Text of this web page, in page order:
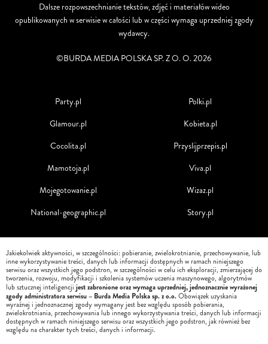
Dalsze rozpowszechnianie tekstów, zdjęć i materiałów wideo
opublikowanych w serwisie w całości lub w części wymaga uprzedniej zgody
wydawcy.
©BURDA MEDIA POLSKA SP. Z O. O. 2026
Party.pl
Glamour.pl
Cocolita.pl
Mamotoja.pl
Mojegotowanie.pl
National-geographic.pl
Polki.pl
Kobieta.pl
Przyslijprzepis.pl
Viva.pl
Wizaz.pl
Story.pl
Jakiekolwiek aktywności, w szczególności: pobieranie, zwielokrotnianie, przechowywanie, lub
inne wykorzystywanie treści, danych lub informacji dostępnych w ramach niniejszego
serwisu oraz wszystkich jego podstron, w szczególności w celu ich eksploracji, zmierzającej do
tworzenia, rozwoju, modyfikacji i szkolenia systemów uczenia maszynowego, algorytmów
lub sztucznej inteligencji jest zabronione oraz wymaga uprzedniej, jednoznacznie wyrażonej
zgody administratora serwisu – Burda Media Polska sp. z o.o.Obowiązek uzyskania
wyraźnej i jednoznacznej zgody wymagany jest bez względu sposób pobierania,
zwielokrotniania, przechowywania lub innego wykorzystywania treści, danych lub informacji
dostępnych w ramach niniejszego serwisu oraz wszystkich jego podstron, jak również bez
względu na charakter tych treści, danych i informacji.